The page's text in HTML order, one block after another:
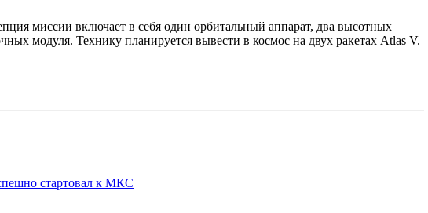
миссии включает в себя один орбитальный аппарат, два высотных
модуля. Технику планируется вывести в космос на двух ракетах Atlas V.
стартовал к МКС